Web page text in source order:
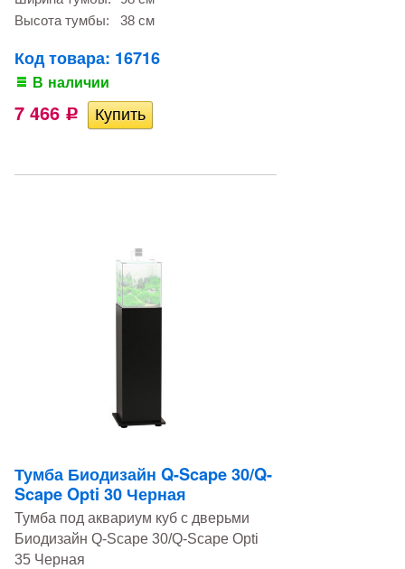
Высота тумбы:
38 см
Код товара: 16716
В наличии
7 466 Р
Тумба Биодизайн Q-Scape 30/Q-
Scape Opti 30 Черная
Тумба под аквариум куб с дверьми
Биодизайн Q-Scape 30/Q-Scape Opti
35 Черная